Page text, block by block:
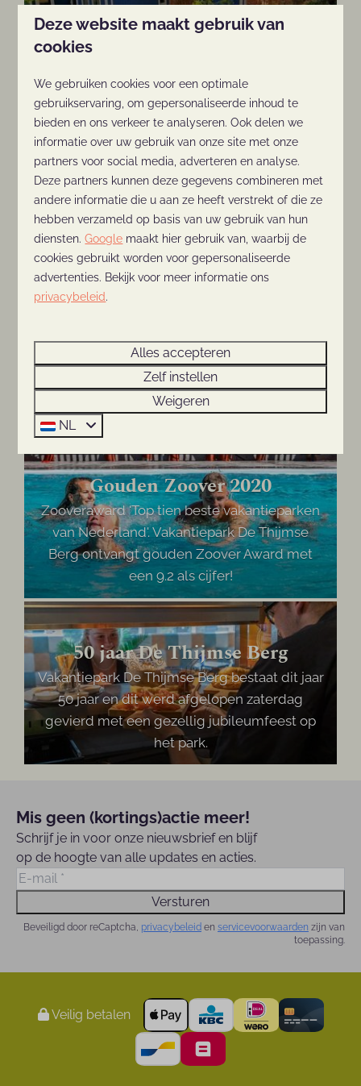
recreatiewoning De Blauwe Hut op
Vakantiepark De Thijmse Berg officieel
geopend.
De Thijmse Berg wint Zoover
Award 2021
De Thijmse Berg wint dit jaar weer een
Zoover Award. In het jaar 2021 zijn er reviews
geschreven door vakantiegangers die hun
ervaringen delen.
De Thijmse Berg ontvangt
De Thijmse Berg wint de Gouden Zoover
Award 2020! En daar zijn we super trots op!
Kom ook naar ons park en ervaar zelf waarom
we die gewonnen hebben.
Gouden Zoover 2020
Zooveraward 'Top tien beste vakantieparken
van Nederland'. Vakantiepark De Thijmse
Berg ontvangt gouden Zoover Award met
een 9.2 als cijfer!
50 jaar De Thijmse Berg
Vakantiepark De Thijmse Berg bestaat dit jaar
50 jaar en dit werd afgelopen zaterdag
gevierd met een gezellig jubileumfeest op
het park.
Mis geen (kortings)actie meer!
Schrijf je in voor onze nieuwsbrief en blijf
op de hoogte van alle updates en acties.
Versturen
Beveiligd door reCaptcha, privacybeleid en servicevoorwaarden zijn van
toepassing.
Veilig betalen
Deze website maakt gebruik van
cookies
We gebruiken cookies voor een optimale
gebruikservaring, om gepersonaliseerde inhoud te
bieden en ons verkeer te analyseren. Ook delen we
informatie over uw gebruik van onze site met onze
partners voor social media, adverteren en analyse.
Deze partners kunnen deze gegevens combineren met
andere informatie die u aan ze heeft verstrekt of die ze
hebben verzameld op basis van uw gebruik van hun
diensten.Google maakt hier gebruik van, waarbij de
cookies gebruikt worden voor gepersonaliseerde
advertenties. Bekijk voor meer informatie ons
privacybeleid.
Alles accepteren
Zelf instellen
Weigeren
NL